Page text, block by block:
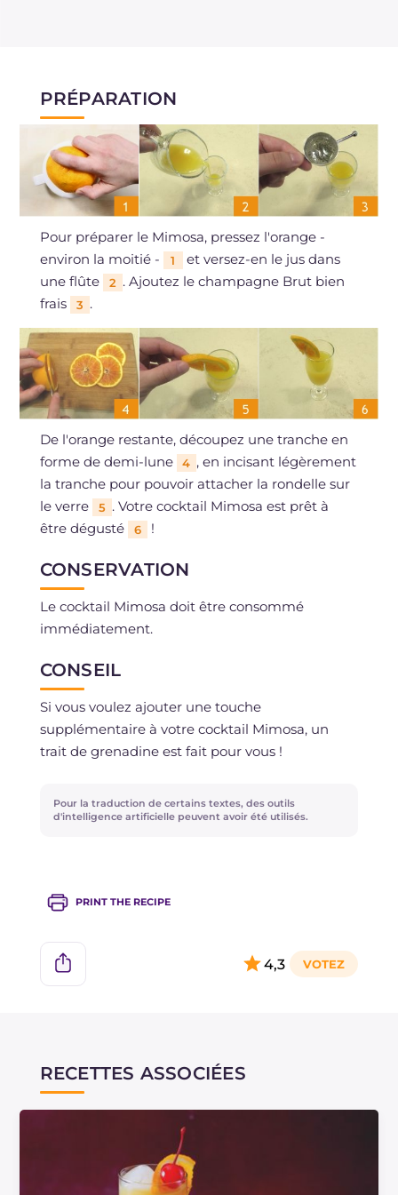
PRÉPARATION
Pour préparer le Mimosa, pressez l'orange -
environ la moitié -
1
et versez-en le jus dans
une flûte
2 . Ajoutez le champagne Brut bien
frais
3 .
De l'orange restante, découpez une tranche en
forme de demi-lune
4 , en incisant légèrement
la tranche pour pouvoir attacher la rondelle sur
le verre
5 . Votre cocktail Mimosa est prêt à
être dégusté
6 !
CONSERVATION
Le cocktail Mimosa doit être consommé
immédiatement.
CONSEIL
Si vous voulez ajouter une touche
supplémentaire à votre cocktail Mimosa, un
trait de grenadine est fait pour vous !
Pour la traduction de certains textes, des outils
d'intelligence artificielle peuvent avoir été utilisés.
PRINT THE RECIPE
4,3
RECETTES ASSOCIÉES